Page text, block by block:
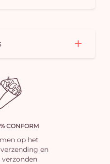
CONFORM
op het
en